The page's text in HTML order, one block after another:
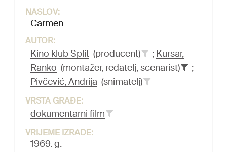
NASLOV:
Carmen
AUTOR:
Kino klub Split (producent) ; Kursar,
Ranko (montažer, redatelj, scenarist)
;
Pivčević, Andrija (snimatelj)
VRSTA GRAĐE:
dokumentarni film
VRIJEME IZRADE:
1969. g.